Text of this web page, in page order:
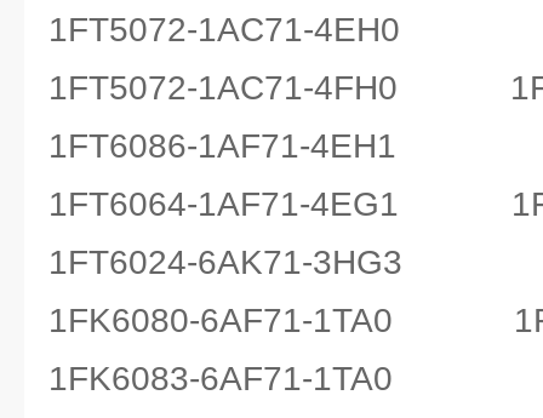
1FT5072-1AC71-4EH0
1FT5072-1AC71-4FH0
1FT6086-1AF71-4EH1
1FT6064-1AF71-4EG1
1FT6024-6AK71-3HG3
1FK6080-6AF71-1TA0
1FK6083-6AF71-1TA0